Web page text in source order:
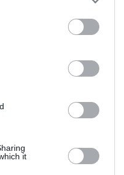
it